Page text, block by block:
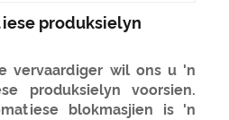
produksielyn
vervaardiger wil ons u 'n
produksielyn voorsien.
blokmasjien is 'n